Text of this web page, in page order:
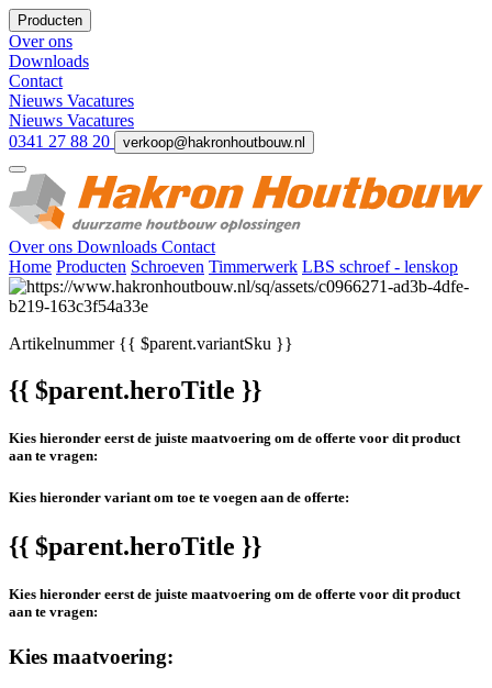
Producten
Over ons
Downloads
Contact
Nieuws Vacatures
Nieuws Vacatures
0341 27 88 20
verkoop@hakronhoutbouw.nl
Over ons Downloads Contact
Home Producten Schroeven Timmerwerk LBS schroef - lenskop
Artikelnummer{{ $parent.variantSku }}
{{ $parent.heroTitle }}
Kies hieronder eerst de juiste maatvoering om de offerte voor dit product
aan te vragen:
Kies hieronder variant om toe te voegen aan de offerte:
{{ $parent.heroTitle }}
Kies hieronder eerst de juiste maatvoering om de offerte voor dit product
aan te vragen:
Kies maatvoering: